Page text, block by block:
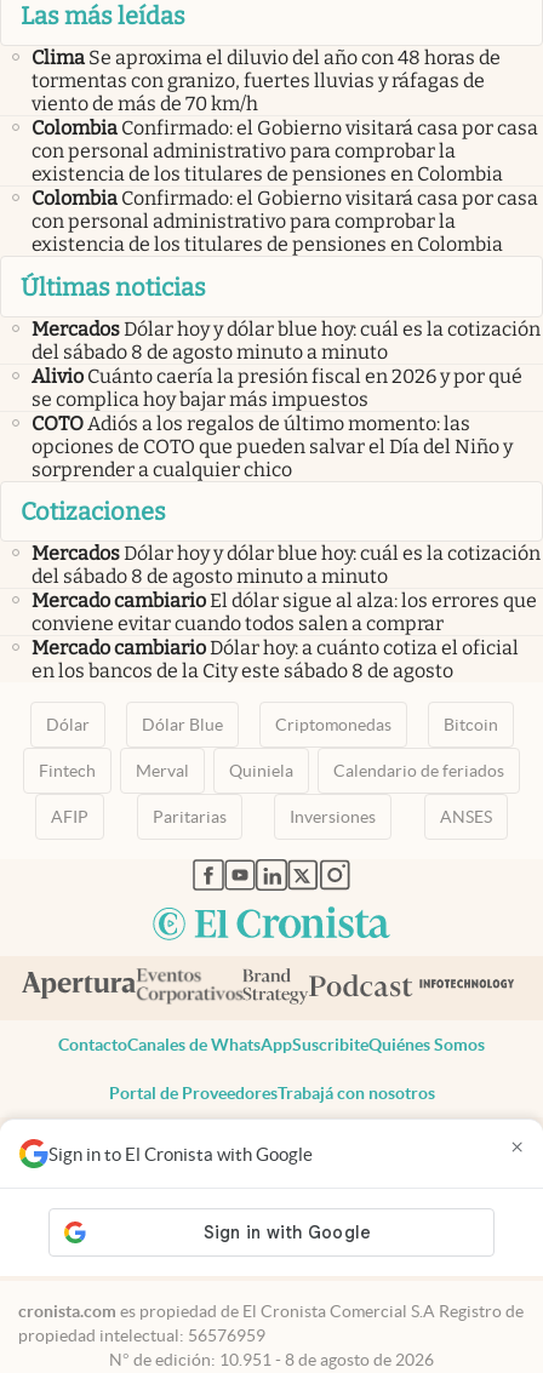
Sign in to El Cronista with Google ×
Las más leídas
Clima Se aproxima el diluvio del año con 48 horas de
tormentas con granizo, fuertes lluvias y ráfagas de
viento de más de 70 km/h
Colombia Confirmado: el Gobierno visitará casa por casa
con personal administrativo para comprobar la
existencia de los titulares de pensiones en Colombia
Colombia Confirmado: el Gobierno visitará casa por casa
con personal administrativo para comprobar la
existencia de los titulares de pensiones en Colombia
Últimas noticias
MercadosDólar hoy y dólar blue hoy: cuál es la cotización
del sábado 8 de agosto minuto a minuto
Alivio Cuánto caería la presión fiscal en 2026 y por qué
se complica hoy bajar más impuestos
COTOAdiós a los regalos de último momento: las
opciones de COTO que pueden salvar el Día del Niño y
sorprender a cualquier chico
Cotizaciones
MercadosDólar hoy y dólar blue hoy: cuál es la cotización
del sábado 8 de agosto minuto a minuto
Mercado cambiarioEl dólar sigue al alza: los errores que
conviene evitar cuando todos salen a comprar
Mercado cambiarioDólar hoy: a cuánto cotiza el oficial
en los bancos de la City este sábado 8 de agosto
Dólar Dólar Blue Criptomonedas Bitcoin
Fintech Merval Quiniela Calendario de feriados
AFIP Paritarias Inversiones ANSES
abre en nueva pestaña
abre en nueva pestaña
abre en nueva pestaña
abre en nueva pestaña
abre en nueva pestaña
ContactoCanales de WhatsAppSuscribiteQuiénes Somos
Portal de ProveedoresTrabajá con nosotros
Todos los derechos reservados
Privacidad
Consentimiento
Tel:+54 11 7078-3270
cronista.com es propiedad de El Cronista Comercial S.A Registro de
propiedad intelectual: 56576959
N° de edición: 10.951 - 8 de agosto de 2026